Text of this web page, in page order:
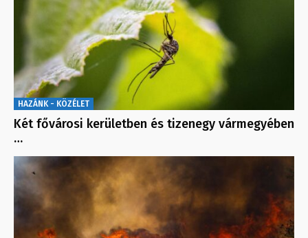
HAZÁNK - KÖZÉLET
Két fővárosi kerületben és tizenegy vármegyében
…